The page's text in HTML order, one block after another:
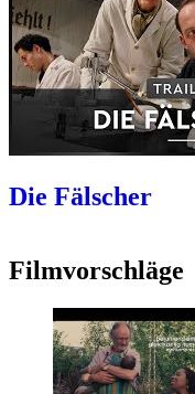
Die Fälscher
Filmvorschläge